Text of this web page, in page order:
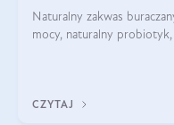
Naturalny zakwas
mocy, naturalny
CZYTAJ